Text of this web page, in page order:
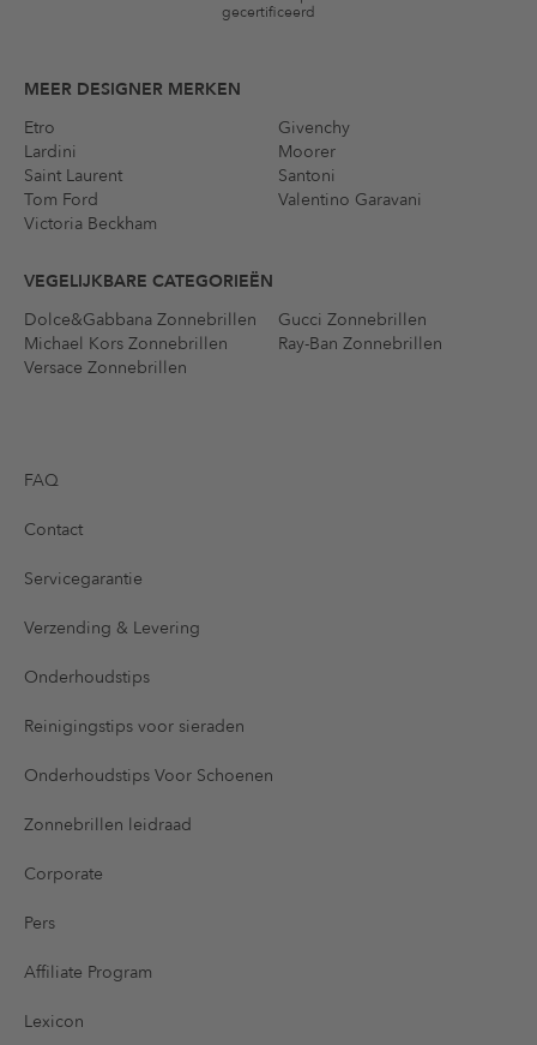
gecertificeerd
MEER DESIGNER MERKEN
Etro
Givenchy
Lardini
Moorer
Saint Laurent
Santoni
Tom Ford
Valentino Garavani
Victoria Beckham
VEGELIJKBARE CATEGORIEËN
Dolce&Gabbana Zonnebrillen
Gucci Zonnebrillen
Michael Kors Zonnebrillen
Ray-Ban Zonnebrillen
Versace Zonnebrillen
FAQ
Contact
Servicegarantie
Verzending & Levering
Onderhoudstips
Reinigingstips voor sieraden
Onderhoudstips Voor Schoenen
Zonnebrillen leidraad
Corporate
Pers
Affiliate Program
Lexicon